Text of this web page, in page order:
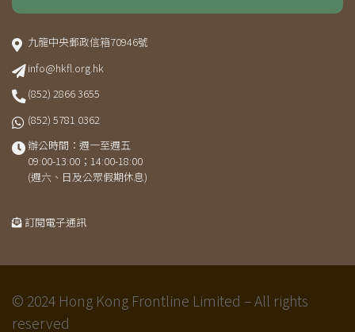
九龍中央郵政信箱70946號
info@hkfl.org.hk
(852) 2866 3655
(852) 5781 0362
辦公時間：週一至週五
09:00-13:00；14:00-18:00
(週六、日及公眾假期休息)
訂閱電子通訊
© 2024 Hong Kong Frontline Limited – All rights
reserved